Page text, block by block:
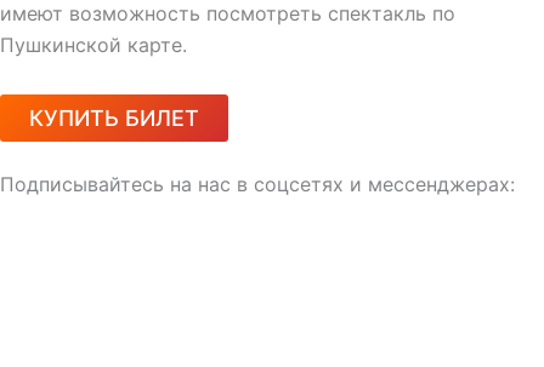
имеют возможность посмотреть спектакль по
Пушкинской карте.
КУПИТЬ БИЛЕТ
Подписывайтесь на нас в соцсетях и мессенджерах: